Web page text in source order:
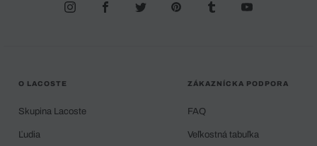
O LACOSTE
Skupina Lacoste
Ľudia
ZÁKAZNÍCKA PODPORA
FAQ
Veľkostná tabuľka